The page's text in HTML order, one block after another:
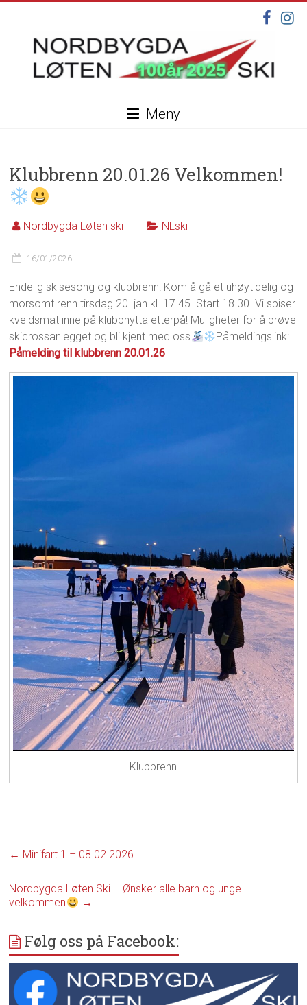
content
Velkommen
til
vår
nye
under
Meny
Klubbrenn 20.01.26 Velkommen!
Nordbygda Løten ski NLski
16/01/2026
Endelig skisesong og klubbrenn! Kom å gå et uhøytidelig og
morsomt renn tirsdag 20. jan kl. 17.45. Start 18.30. Vi spiser
kveldsmat inne på klubbhytta etterpå! Muligheter for å prøve
skicrossanlegget og bli kjent med oss
Påmeldingslink:
Påmelding til klubbrenn 20.01.26
Klubbrenn
← Minifart 1 – 08.02.2026
Nordbygda Løten Ski – Ønsker alle barn og unge
velkommen
→
Følg oss på Facebook: